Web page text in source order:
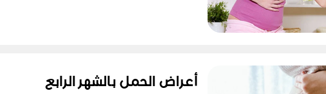
أعراض الحمل بالشهر الرابع